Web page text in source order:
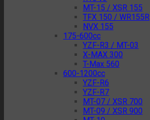
MT-15 / XSR 155
TFX 150 / WR155R
NVX 155
175-600cc
YZF-R3 / MT-03
X-MAX 300
T-Max 560
600-1200cc
YZF-R6
YZF-R7
MT-07 / XSR 700
MT-09 / XSR 900